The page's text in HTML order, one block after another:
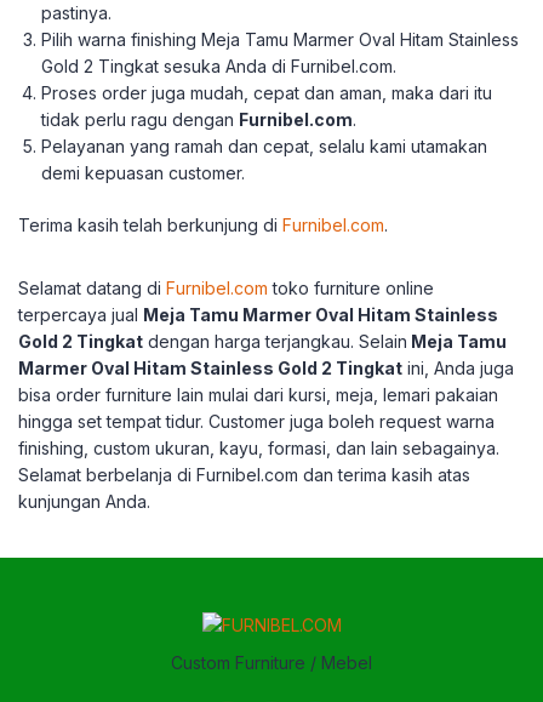
pastinya.
Pilih warna finishing Meja Tamu Marmer Oval Hitam Stainless
Gold 2 Tingkat sesuka Anda di Furnibel.com.
Proses order juga mudah, cepat dan aman, maka dari itu
tidak perlu ragu dengan Furnibel.com.
Pelayanan yang ramah dan cepat, selalu kami utamakan
demi kepuasan customer.
Terima kasih telah berkunjung di Furnibel.com.
Selamat datang di Furnibel.com toko furniture online
terpercaya jual Meja Tamu Marmer Oval Hitam Stainless
Gold 2 Tingkat dengan harga terjangkau. Selain Meja Tamu
Marmer Oval Hitam Stainless Gold 2 Tingkat ini, Anda juga
bisa order furniture lain mulai dari kursi, meja, lemari pakaian
hingga set tempat tidur. Customer juga boleh request warna
finishing, custom ukuran, kayu, formasi, dan lain sebagainya.
Selamat berbelanja di Furnibel.com dan terima kasih atas
kunjungan Anda.
Custom Furniture / Mebel